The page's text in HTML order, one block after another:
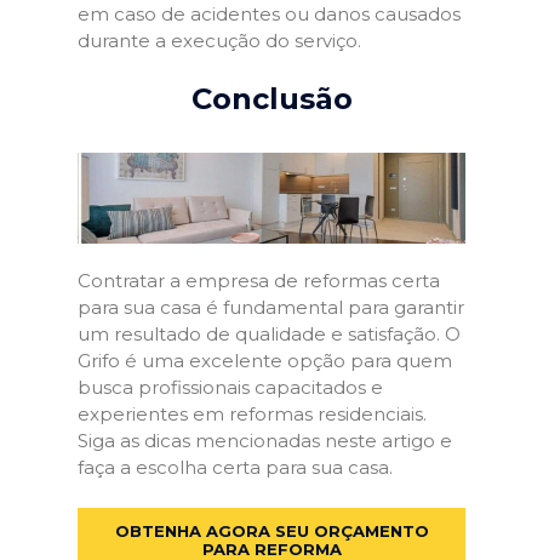
em caso de acidentes ou danos causados
durante a execução do serviço.
Conclusão
Contratar a empresa de reformas certa
para sua casa é fundamental para garantir
um resultado de qualidade e satisfação. O
Grifo é uma excelente opção para quem
busca profissionais capacitados e
experientes em reformas residenciais.
Siga as dicas mencionadas neste artigo e
faça a escolha certa para sua casa.
OBTENHA AGORA SEU ORÇAMENTO
PARA REFORMA